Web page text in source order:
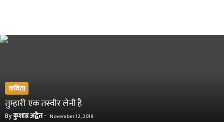
कविता
तुम्हारी एक तस्वीर लेनी है
Byकुशाग्र अद्वैत- November 12, 2018